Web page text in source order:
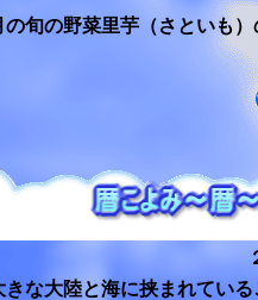
の旬の野菜里芋（さといも
きな大陸と海に挟まれてい